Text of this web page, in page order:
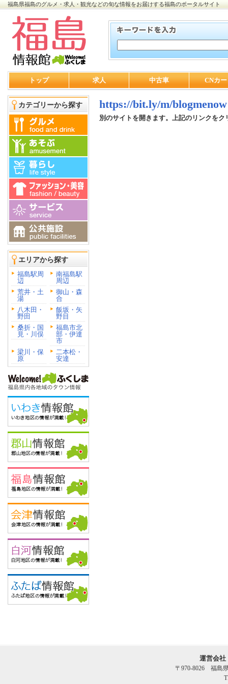
福島県福島のグルメ・求人・観光などの旬な情報をお届けする福島のポータルサイト
トップ 求人 中古車 CNカ
カテゴリーから探す
エリアから探す
福島駅周
辺
南福島駅
周辺
荒井・土
湯
御山・森
合
八木田・
野田
飯坂・矢
野目
桑折・国
見・川俣
福島市北
部・伊達
市
梁川・保
原
二本松・
安達
https://bit.ly/m/blogmenow
別のサイトを開きます。上記のリンクをク
運営会
〒970-8026 福島